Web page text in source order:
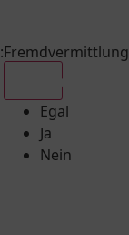
:Fremdvermittlung
Egal
Ja
Nein